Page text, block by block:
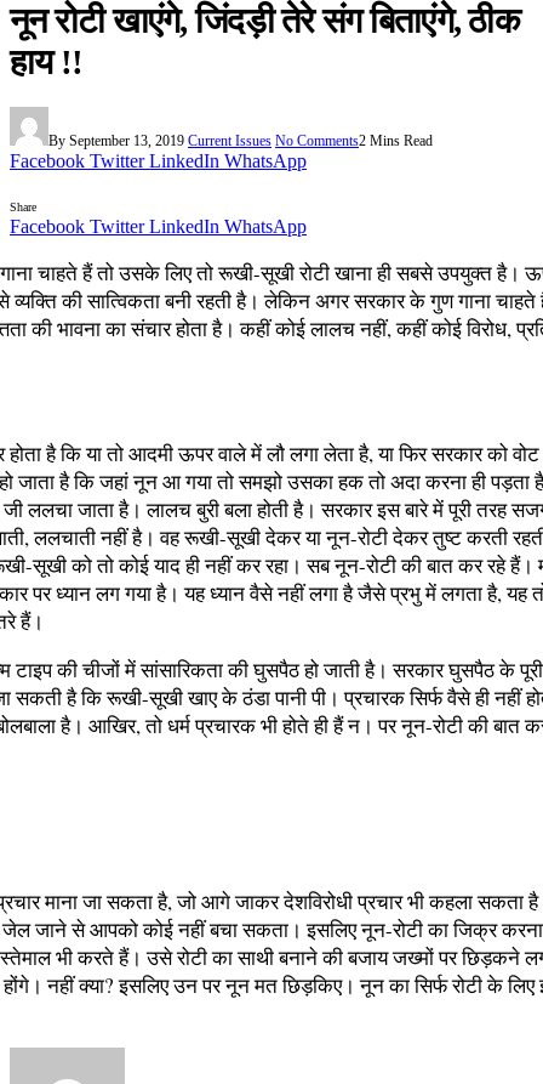
नून रोटी खाएंगे, जिंदड़ी तेरे संग बिताएंगे, ठीक
हाय !!
By September 13, 2019 Current Issues No Comments2 Mins Read
Facebook Twitter LinkedIn WhatsApp
Share
Facebook Twitter LinkedIn WhatsApp
चाहते हैं तो उसके लिए तो रूखी-सूखी रोटी खाना ही सबसे उपयुक्त है।
की सात्विकता बनी रहती है। लेकिन अगर सरकार के गुण गाना चाहते
की भावना का संचार होता है। कहीं कोई लालच नहीं, कहीं कोई विरोध,
होता है कि या तो आदमी ऊपर वाले में लौ लगा लेता है, या फिर सरकार को
जाता है कि जहां नून आ गया तो समझो उसका हक तो अदा करना ही पड़ता
ललचा जाता है। लालच बुरी बला होती है। सरकार इस बारे में पूरी तरह
ललचाती नहीं है। वह रूखी-सूखी देकर या नून-रोटी देकर तुष्ट करती
सूखी को तो कोई याद ही नहीं कर रहा। सब नून-रोटी की बात कर रहे
पर ध्यान लग गया है। यह ध्यान वैसे नहीं लगा है जैसे प्रभु में लगता है, यह
हैं।
टाइप की चीजों में सांसारिकता की घुसपैठ हो जाती है। सरकार घुसपैठ के
सकती है कि रूखी-सूखी खाए के ठंडा पानी पी। प्रचारक सिर्फ वैसे ही नहीं
है। आखिर, तो धर्म प्रचारक भी होते ही हैं न। पर नून-रोटी की बात
माना जा सकता है, जो आगे जाकर देशविरोधी प्रचार भी कहला सकता
जेल जाने से आपको कोई नहीं बचा सकता। इसलिए नून-रोटी का जिक्र
भी करते हैं। उसे रोटी का साथी बनाने की बजाय जख्मों पर
होंगे। नहीं क्या? इसलिए उन पर नून मत छिड़किए। नून का सिर्फ रोटी के